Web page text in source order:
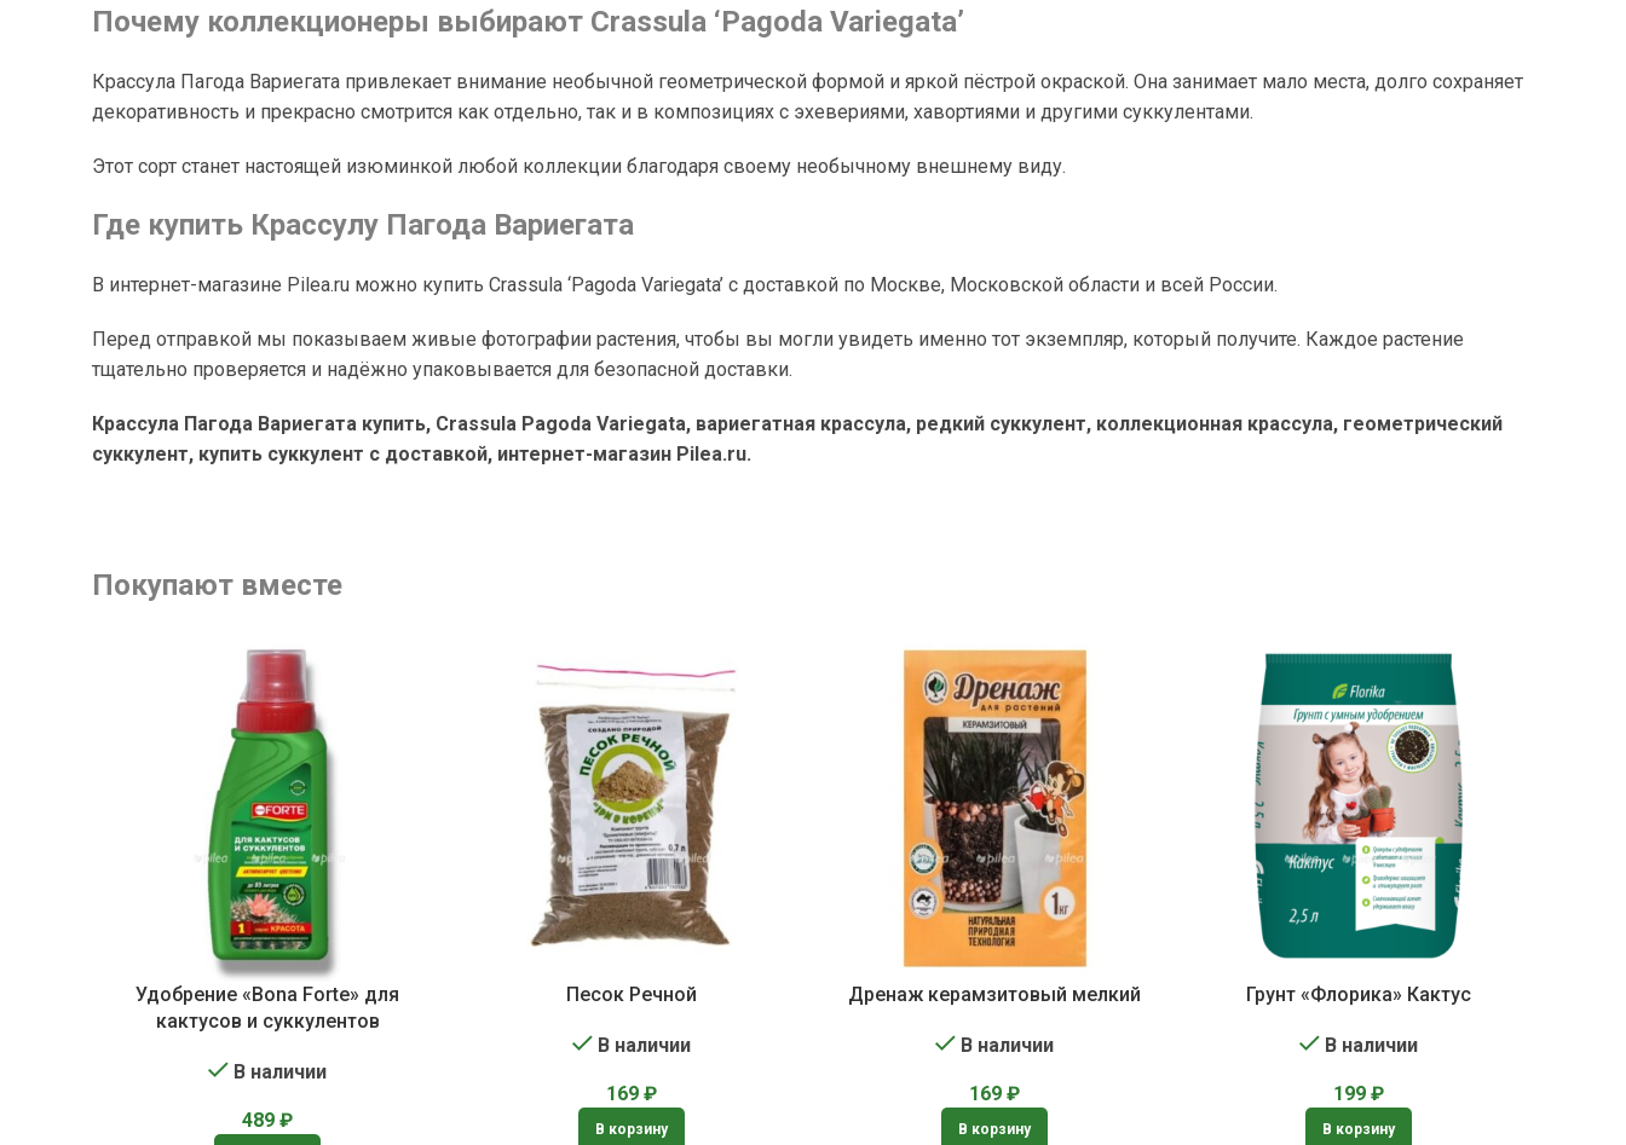
Почему коллекционеры выбирают Crassula ‘Pagoda Variegata’
Крассула Пагода Вариегата привлекает внимание необычной геометрической формой и яркой пёстрой окраской. Она занимает мало места, долго сохраняет
декоративность и прекрасно смотрится как отдельно, так и в композициях с эхевериями, хавортиями и другими суккулентами.
Этот сорт станет настоящей изюминкой любой коллекции благодаря своему необычному внешнему виду.
Где купить Крассулу Пагода Вариегата
В интернет-магазине Pilea.ru можно купить Crassula ‘Pagoda Variegata’ с доставкой по Москве, Московской области и всей России.
Перед отправкой мы показываем живые фотографии растения, чтобы вы могли увидеть именно тот экземпляр, который получите. Каждое растение
тщательно проверяется и надёжно упаковывается для безопасной доставки.
Крассула Пагода Вариегата купить, Crassula Pagoda Variegata, вариегатная крассула, редкий суккулент, коллекционная крассула, геометрический
суккулент, купить суккулент с доставкой, интернет-магазин Pilea.ru.
Покупают вместе
Удобрение «Bona Forte» для
кактусов и суккулентов
В наличии
489₽
Песок Речной
В наличии
169 ₽
В корзину
Дренаж керамзитовый мелкий
В наличии
169₽
В корзину
Грунт «Флорика» Кактус
В наличии
199 ₽
В корзину